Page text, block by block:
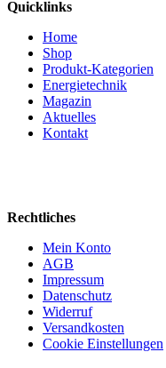
Quicklinks
Home
Shop
Produkt-Kategorien
Energietechnik
Magazin
Aktuelles
Kontakt
Rechtliches
Mein Konto
AGB
Impressum
Datenschutz
Widerruf
Versandkosten
Cookie Einstellungen